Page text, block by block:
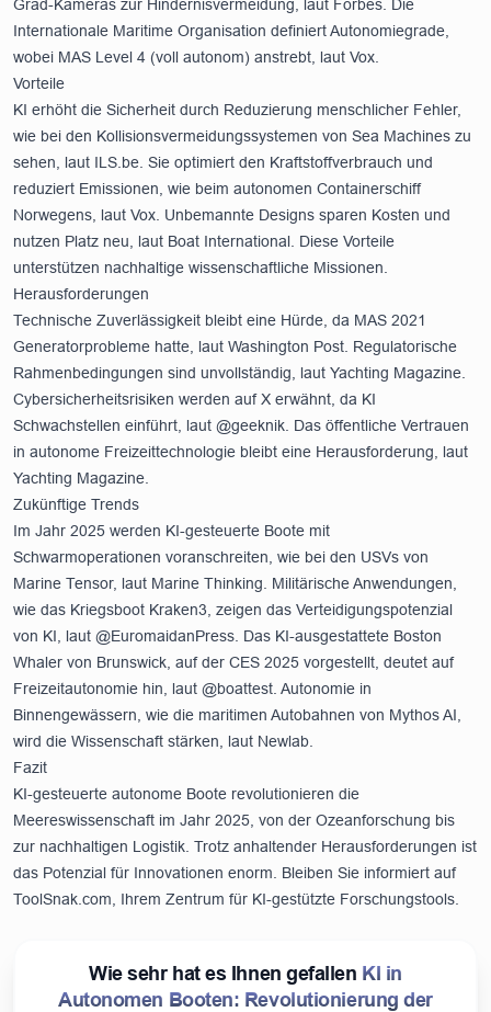
Grad-Kameras zur Hindernisvermeidung, laut Forbes . Die
Internationale Maritime Organisation definiert Autonomiegrade,
wobei MAS Level 4 (voll autonom) anstrebt, laut Vox
Vorteile
KI erhöht die Sicherheit durch Reduzierung menschlicher Fehler,
wie bei den Kollisionsvermeidungssystemen von Sea Machines zu
sehen, laut ILS.be . Sie optimiert den Kraftstoffverbrauch und
reduziert Emissionen, wie beim autonomen Containerschiff
Norwegens, laut Vox . Unbemannte Designs sparen Kosten und
nutzen Platz neu, laut Boat International . Diese Vorteile
unterstützen nachhaltige wissenschaftliche Missionen.
Herausforderungen
Technische Zuverlässigkeit bleibt eine Hürde, da MAS 2021
Generatorprobleme hatte, laut Washington Post . Regulatorische
Rahmenbedingungen sind unvollständig, laut Yachting Magazine
Cybersicherheitsrisiken werden auf X erwähnt, da KI
Schwachstellen einführt, laut @geeknik. Das öffentliche Vertrauen
in autonome Freizeittechnologie bleibt eine Herausforderung, laut
Yachting Magazine
Zukünftige Trends
Im Jahr 2025 werden KI-gesteuerte Boote mit
Schwarmoperationen voranschreiten, wie bei den USVs von
Marine Tensor, laut Marine Thinking . Militärische Anwendungen,
wie das Kriegsboot Kraken3, zeigen das Verteidigungspotenzial
von KI, laut @EuromaidanPress. Das KI-ausgestattete Boston
Whaler von Brunswick, auf der CES 2025 vorgestellt, deutet auf
Freizeitautonomie hin, laut @boattest. Autonomie in
Binnengewässern, wie die maritimen Autobahnen von Mythos AI,
wird die Wissenschaft stärken, laut Newlab
Fazit
KI-gesteuerte autonome Boote revolutionieren die
Meereswissenschaft im Jahr 2025, von der Ozeanforschung bis
zur nachhaltigen Logistik. Trotz anhaltender Herausforderungen ist
das Potenzial für Innovationen enorm. Bleiben Sie informiert auf
ToolSnak.com , Ihrem Zentrum für KI-gestützte Forschungstools.
Wie sehr hat es Ihnen gefallen KI in
Autonomen Booten: Revolutionierung der